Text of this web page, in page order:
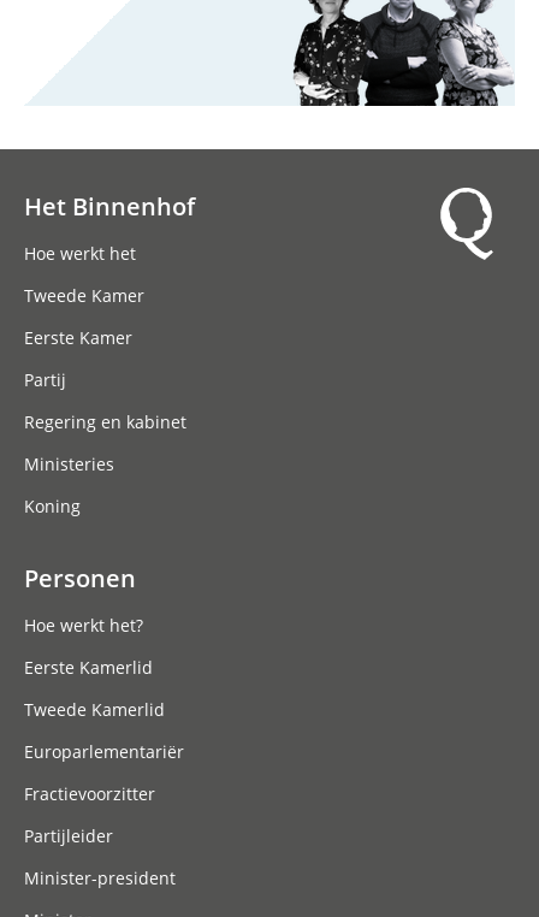
Het Binnenhof
Hoe werkt het
Tweede Kamer
Eerste Kamer
Partij
Regering en kabinet
Ministeries
Koning
Personen
Hoe werkt het?
Eerste Kamerlid
Tweede Kamerlid
Europarlementariër
Fractievoorzitter
Partijleider
Minister-president